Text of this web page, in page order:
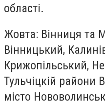
області.
Жовта: Вінниця та
Вінницький,
Крижопільський,
Тульчіцкій райони
місто